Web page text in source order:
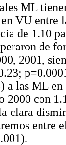
ML
VU entre
de 1.10
de
2001,
las ML en
2000 con
clara
entre